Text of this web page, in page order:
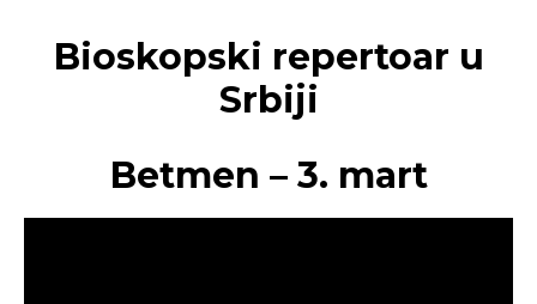
Bioskopski repertoar u
Srbiji
Betmen – 3. mart